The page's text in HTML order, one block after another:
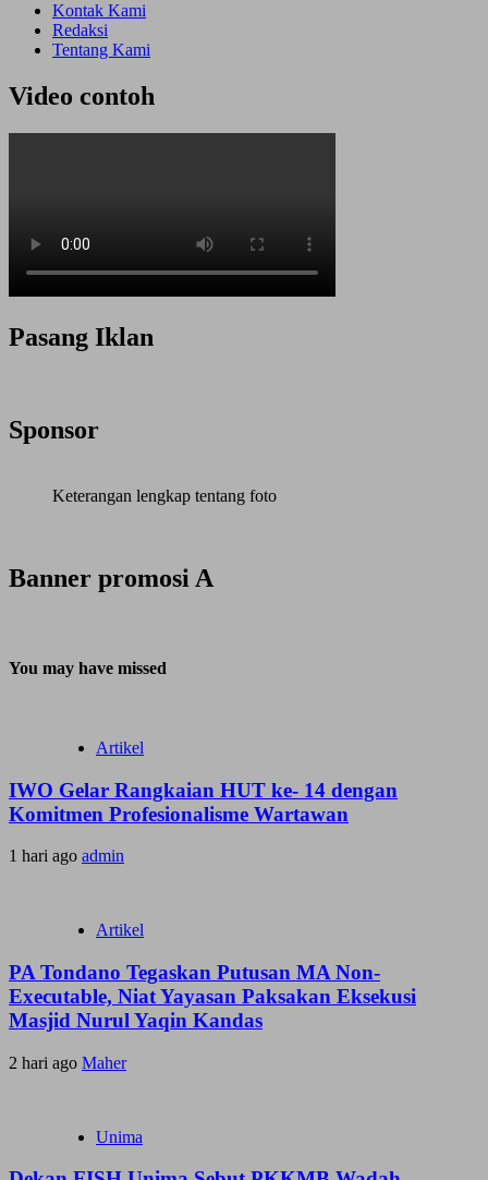
Kontak Kami
Redaksi
Tentang Kami
Video contoh
Pasang Iklan
Sponsor
Keterangan lengkap tentang foto
Banner promosi A
You may have missed
Artikel
IWO Gelar Rangkaian HUT ke- 14 dengan
Komitmen Profesionalisme Wartawan
1 hari ago admin
Artikel
PA Tondano Tegaskan Putusan MA Non-
Executable, Niat Yayasan Paksakan Eksekusi
Masjid Nurul Yaqin Kandas
2 hari ago Maher
Unima